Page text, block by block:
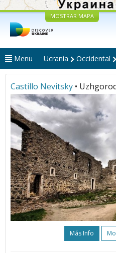
MOSTRAR MAPA
Menu Ucrania Occidental
Castillo Nevitsky •
Más Info